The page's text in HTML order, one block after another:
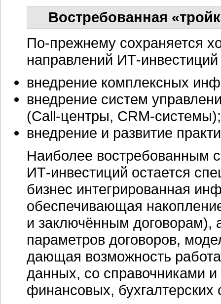
Востребованная
По-прежнему сохраняется
направлений ИТ-инвестиций
внедрение комплексных
внедрение систем
(Call-центры, CRM-системы);
внедрение и развитие
Наиболее востребованным
ИТ-инвестиций остается
бизнес интегрированная
обеспечивающая
и заключённым договорам),
параметров договоров,
дающая возможность
данных, со справочниками
финансовых,